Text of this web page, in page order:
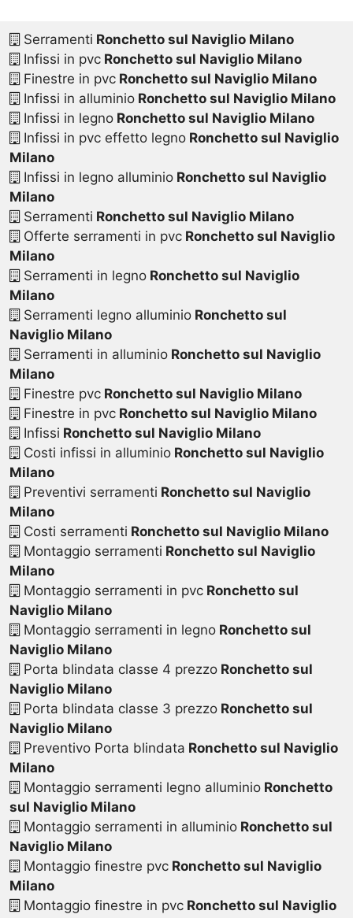
Serramenti Ronchetto sul Naviglio Milano
Infissi in pvcRonchetto sul Naviglio Milano
Finestre in pvcRonchetto sul Naviglio Milano
Infissi in alluminioRonchetto sul Naviglio Milano
Infissi in legnoRonchetto sul Naviglio Milano
Infissi in pvc effetto legnoRonchetto sul Naviglio
Milano
Infissi in legno alluminioRonchetto sul Naviglio
Milano
Serramenti Ronchetto sul Naviglio Milano
Offerte serramenti in pvcRonchetto sul Naviglio
Milano
Serramenti in legnoRonchetto sul Naviglio
Milano
Serramenti legno alluminioRonchetto sul
Naviglio Milano
Serramenti in alluminioRonchetto sul Naviglio
Milano
Finestre pvcRonchetto sul Naviglio Milano
Finestre in pvcRonchetto sul Naviglio Milano
Infissi Ronchetto sul Naviglio Milano
Costi infissi in alluminioRonchetto sul Naviglio
Milano
Preventivi serramenti Ronchetto sul Naviglio
Milano
Costi serramenti Ronchetto sul Naviglio Milano
Montaggio serramenti Ronchetto sul Naviglio
Milano
Montaggio serramenti in pvcRonchetto sul
Naviglio Milano
Montaggio serramenti in legnoRonchetto sul
Naviglio Milano
Porta blindata classe 4 prezzoRonchetto sul
Naviglio Milano
Porta blindata classe 3 prezzoRonchetto sul
Naviglio Milano
Preventivo Porta blindata Ronchetto sul Naviglio
Milano
Montaggio serramenti legno alluminioRonchetto
sul Naviglio Milano
Montaggio serramenti in alluminioRonchetto sul
Naviglio Milano
Montaggio finestre pvcRonchetto sul Naviglio
Milano
Montaggio finestre in pvcRonchetto sul Naviglio